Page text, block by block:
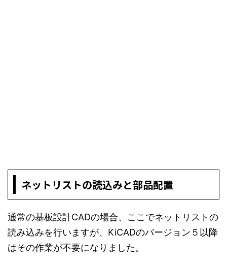
ネットリストの読込みと部品配置
通常の基板設計CADの場合、ここでネットリストの
読み込みを行いますが、KiCADのバージョン５以降
はその作業が不要になりました。